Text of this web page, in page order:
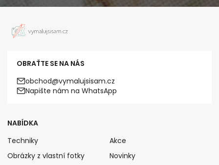
OBRAŤTE SE NA NÁS
obchod@vymalujsisam.cz
Napište nám na WhatsApp
NABÍDKA
Techniky
Obrázky z vlastní fotky
Akce
Novinky